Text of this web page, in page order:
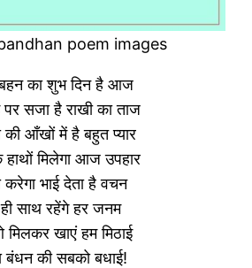
poem images
बहन का शुभ दिन है आज
सजा है राखी का ताज
की आँखों में है बहुत प्यार
हाथों मिलेगा आज उपहार
करेगा भाई देता है वचन
साथ रहेंगे हर जनम
खाएं हम मिठाई
बंधन की सबको बधाई!